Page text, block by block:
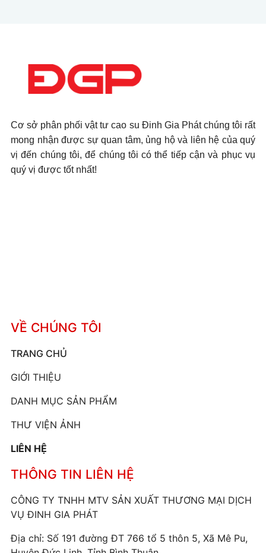
Cơ sở phân phối vật tư cao su Đinh Gia Phát chúng tôi rất
mong nhận được sự quan tâm, ủng hộ và liên hệ của quý
vị đến chúng tôi, để chúng tôi có thể tiếp cận và phục vụ
quý vị được tốt nhất!
VỀ CHÚNG TÔI
TRANG CHỦ
GIỚI THIỆU
DANH MỤC SẢN PHẨM
THƯ VIỆN ẢNH
LIÊN HỆ
THÔNG TIN LIÊN HỆ
CÔNG TY TNHH MTV SẢN XUẤT THƯƠNG MẠI DỊCH
VỤ ĐINH GIA PHÁT
Địa chỉ: Số 191 đường ĐT 766 tổ 5 thôn 5, Xã Mê Pu,